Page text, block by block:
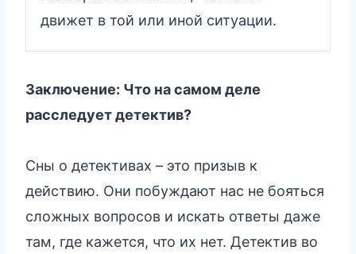
движет в той или иной ситуации.
Заключение: Что на самом деле
расследует детектив?
Сны о детективах – это призыв к
действию. Они побуждают нас не бояться
сложных вопросов и искать ответы даже
там, где кажется, что их нет. Детектив во